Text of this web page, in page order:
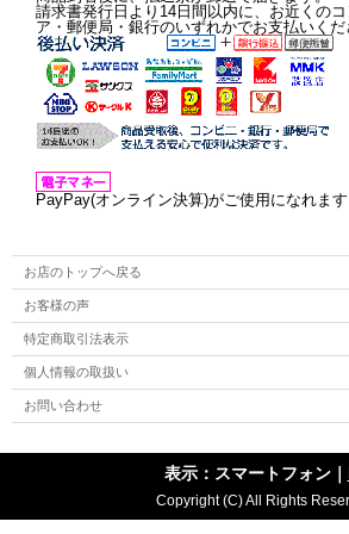
請求書発行日より14日間以内に、お近くの
ア・郵便局・銀行のいずれかでお支払いくだ
PayPay(オンライン決算)がご使用になれます
お店のトップへ戻る
お客様の声
特定商取引法表示
個人情報の取扱い
お問い合わせ
表示：スマートフォン｜
Copyright (C) All Rights